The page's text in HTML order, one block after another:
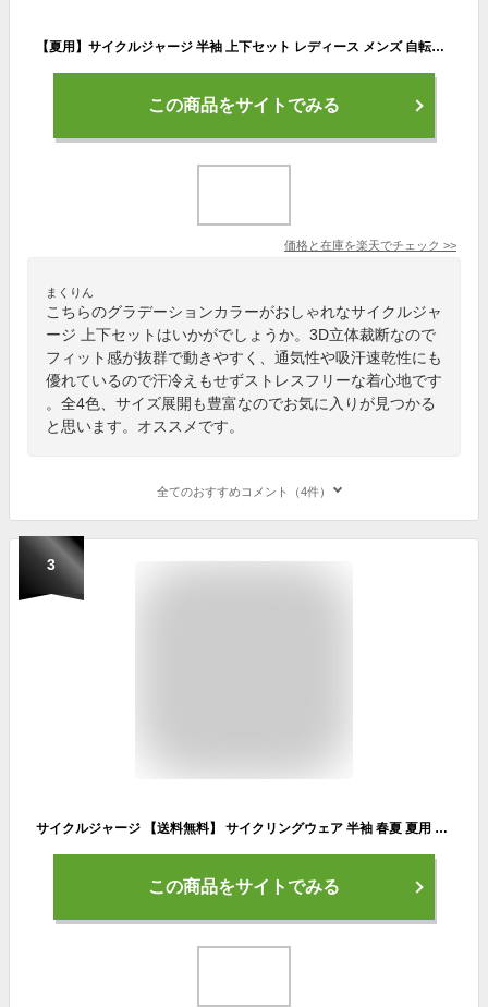
【夏用】サイクルジャージ 半袖 上下セット レディース メンズ 自転車用 サイクリングウェア ロードバイク 吸汗速乾 送料無料 サイクルジャージ 上下セット 半袖 自転車ウェア ロードバイク用 サイクリングウェア 夏用 吸汗速乾 メンズ レディース 送料無料 夏用 吸汗速乾
この商品をサイトでみる
価格と在庫を楽天でチェック >>
まくりん
こちらのグラデーションカラーがおしゃれなサイクルジャ
ージ 上下セットはいかがでしょうか。3D立体裁断なので
フィット感が抜群で動きやすく、通気性や吸汗速乾性にも
優れているので汗冷えもせずストレスフリーな着心地です
。全4色、サイズ展開も豊富なのでお気に入りが見つかる
と思います。オススメです。
全てのおすすめコメント（4件）
3
サイクルジャージ 【送料無料】 サイクリングウェア 半袖 春夏 夏用 春用 自転車ウェア スポーツウェア ロードバイク コンプレッション 通気性 吸汗速乾 メッシュ素材 シンプル 着圧 男女兼用 ユニセックス メンズ レディース 無地 RK1009
この商品をサイトでみる